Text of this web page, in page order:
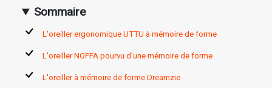
Sommaire
L'oreiller ergonomique UTTU à mémoire de forme
L'oreiller NOFFA pourvu d'une mémoire de forme
L'oreiller à mémoire de forme Dreamzie